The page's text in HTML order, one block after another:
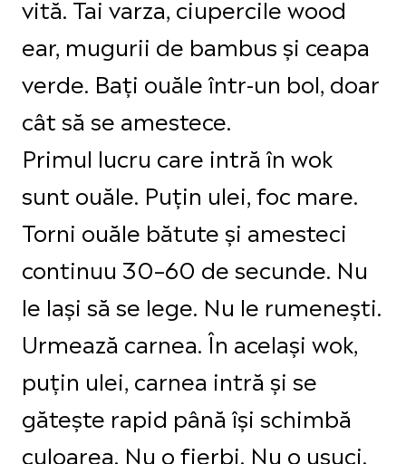
vită. Tai varza, ciupercile wood
ear, mugurii de bambus și ceapa
verde. Bați ouăle într-un bol, doar
cât să se amestece.
Primul lucru care intră în wok
sunt ouăle. Puțin ulei, foc mare.
Torni ouăle bătute și amesteci
continuu 30–60 de secunde. Nu
le lași să se lege. Nu le rumenești.
Urmează carnea. În același wok,
puțin ulei, carnea intră și se
gătește rapid până își schimbă
culoarea. Nu o fierbi. Nu o usuci.